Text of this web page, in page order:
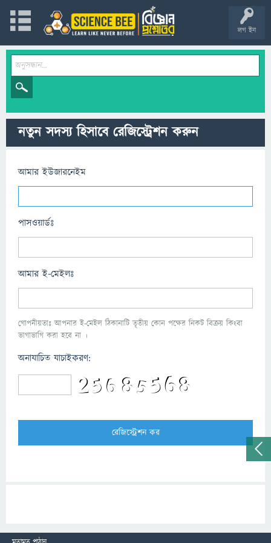
লগ ইন
নতুন সদস্য হিসাবে রেজিস্ট্রেশন করুন
আমার ইউজারনেইম
পাসওয়ার্ডঃ
আমার ই-মেইলঃ
গোপনীয়তাঃ আপনার ই-মেইল ঠিকানাটি তৃতীয় কোন পক্ষের নিকট বিক্রয় কিংবা
ভাগাভাগি করা হবে না ।
অনাযাচিত যাচাইকরণ: